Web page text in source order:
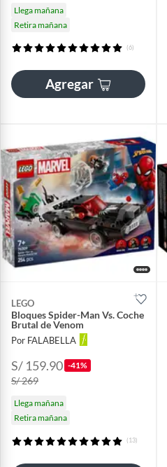
Llega mañana
Retira mañana
(6)
Agregar
LEGO
Bloques Spider-Man Vs. Coche
Brutal de Venom
Por FALABELLA
S/ 159.90 -41%
S/ 269
Llega mañana
Retira mañana
(13)